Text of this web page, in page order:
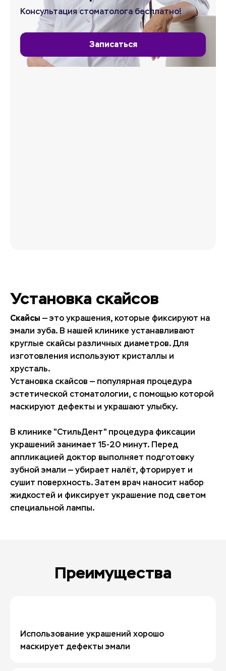
Консультация стоматолога бесплатно!
Записаться
Установка скайсов
Скайсы — это украшения, которые фиксируют на
эмали зуба. В нашей клинике устанавливают
круглые скайсы различных диаметров. Для
изготовления используют кристаллы и
хрусталь.
Установка скайсов — популярная процедура
эстетической стоматологии, с помощью которой
маскируют дефекты и украшают улыбку.
В клинике "СтильДент" процедура фиксации
украшений занимает 15-20 минут. Перед
аппликацией доктор выполняет подготовку
зубной эмали — убирает налёт, фторирует и
сушит поверхность. Затем врач наносит набор
жидкостей и фиксирует украшение под светом
специальной лампы.
Преимущества
Использование украшений хорошо
маскирует дефекты эмали